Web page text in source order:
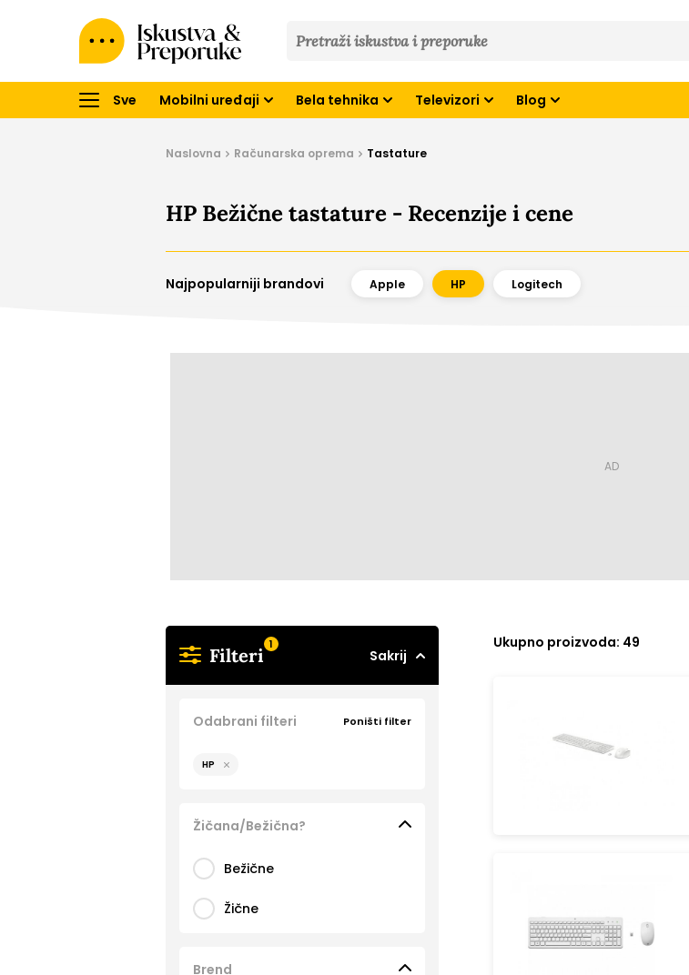
&
Sve Mobilni uređaji Bela tehnika Televizori Blog
Naslovna Računarska oprema Tastature
HP Bežične tastature - Recenzije i cene
Najpopularniji brandovi Apple HP Logitech
Filteri 1
Sakrij
Žičana/Bežična?
Bežične
Žične
Brend
Odabrani filteri Poništi filter
HP
Ukupno proizvoda: 49